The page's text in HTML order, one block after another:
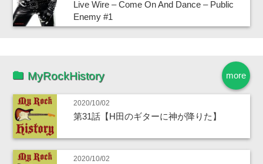
Live Wire – Come On And Dance – Public
Enemy #1
more
MyRockHistory
2020/10/02
第31話【H田のギターに神が降りた】
2020/10/02